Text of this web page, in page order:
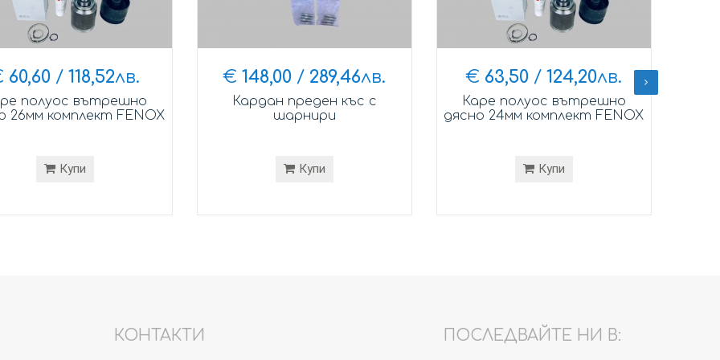
60,60 / 118,52лв.
полуос вътрешно
26мм комплект FENOX
Купи
€ 148,00 / 289,46лв.
Кардан преден къс с
шарнири
Купи
€ 63,50 / 124,20лв.
Каре полуос вътрешно
дясно 24мм комплект FENOX
Купи
КОНТАКТИ ПОСЛЕДВАЙТЕ НИ В: